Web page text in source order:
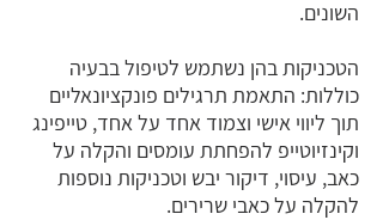
השונים.
הטכניקות בהן נשתמש לטיפול בבעיה
כוללות: התאמת תרגילים פונקציונאליים
תוך ליווי אישי וצמוד אחד על אחד, טייפינג
וקינזיוטייפ להפחתת עומסים והקלה על
כאב, עיסוי, דיקור יבש וטכניקות נוספות
להקלה על כאבי שרירים.